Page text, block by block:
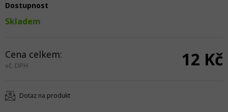
Dostupnost
Skladem
Cena celkem:
vč. DPH 12 Kč
Dotaz na produkt